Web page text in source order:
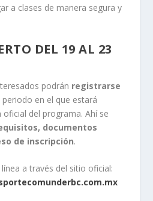
a clases de manera segura y
DEL 19 AL 23
podrán registrarse
periodo en el que estará
del programa. Ahí se
documentos
de inscripción.
a través del sitio oficial: